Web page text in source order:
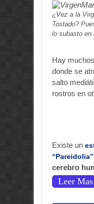
¿Vez a la
Tostado?
lo subasto en
Hay
donde se
salto
rostros en
Existe un
“Pareidolia”
cerebro
Leer